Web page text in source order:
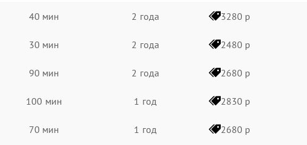
40 мин 2 года 3280 р
30 мин 2 года 2480 р
90 мин 2 года 2680 р
100 мин 1 год 2830 р
70 мин 1 год 2680 р